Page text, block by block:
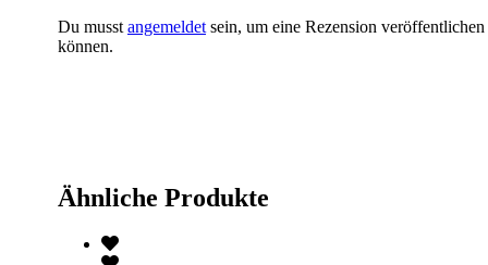
Du musst angemeldet sein, um eine Rezension veröffentlichen
können.
Ähnliche Produkte